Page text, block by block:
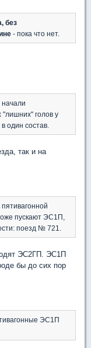
без
- пока что нет.
начали
"лишних" голов у
один состав.
так и на
пускают ЭС1П,
поезд № 721.
ЭС2ГП. ЭС1П
бы до сих пор
ЭС1П